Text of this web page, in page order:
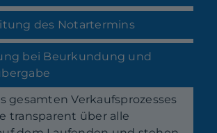
des Notartermins
bei Beurkundung und
gesamten Verkaufsprozesses
transparent über alle